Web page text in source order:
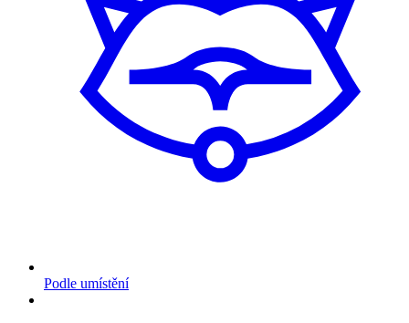
Podle umístění